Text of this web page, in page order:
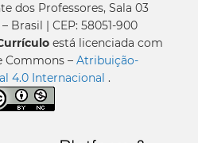
dos Professores, Sala 03
Brasil | CEP: 58051-900
está licenciada com
Commons – Atribuição-
4.0 Internacional .